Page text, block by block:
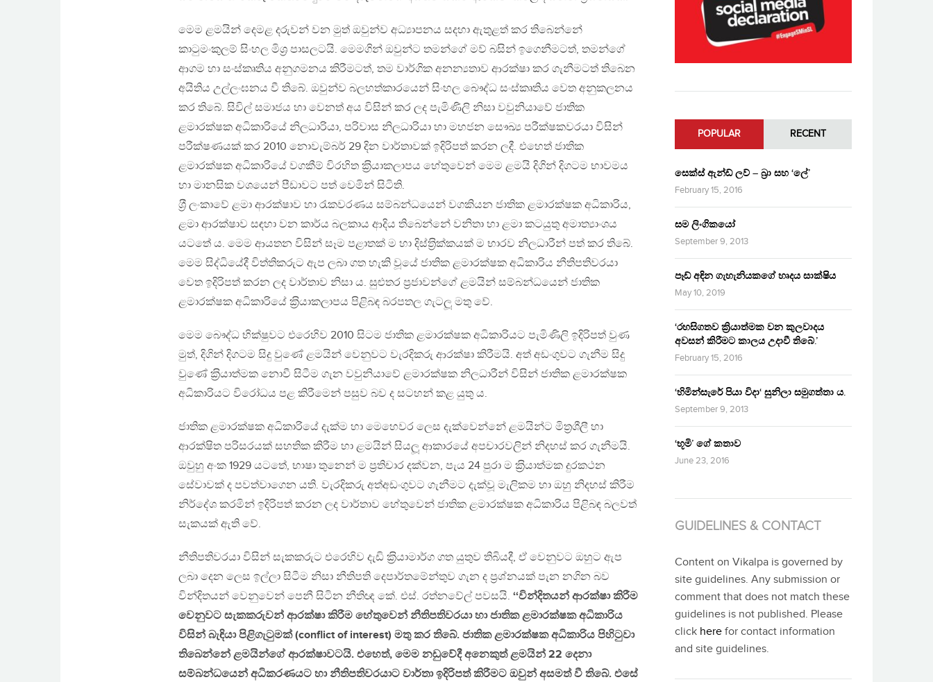
මෙම ළමයින් දෙමළ දරුවන් වන මුත් ඔවුන්ව අධ්‍යාපනය සදහා ඇතුළත් කර තිබෙන්නේ
කාටුමංකුලම් සිංහල මිශ‍්‍ර පාසලටයි. මෙමගින් ඔවුන්ට තමන්ගේ මව් බසින් ඉගෙනීමටත්, තමන්ගේ
ආගම හා සංස්කෘතිය අනුගමනය කිරීමටත්, තම වාර්ගික අනන්‍යතාව ආරක්ෂා කර ගැනීමටත් තිබෙන
අයිතිය උල්ලංඝනය වී තිබේ. ඔවුන්ව බලහත්කාරයෙන් සිංහල බෞද්ධ සංස්කෘතිය වෙත අනුකලනය
කර තිබේ. සිවිල් සමාජය හා වෙනත් අය විසින් කර ලද පැමිණිලි නිසා වවුනියාවේ ජාතික
ළමාරක්ෂක අධිකාරියේ නිලධාරියා, පරිවාස නිලධාරියා හා මහජන සෞඛ්‍ය පරීක්ෂකවරයා විසින්
පරීක්ෂණයක් කර 2010 නොවැම්බර් 29 දින වාර්තාවක් ඉදිරිපත් කරන ලදී. එහෙත් ජාතික
ළමාරක්ෂක අධිකාරියේ වගකීම් විරහිත ක‍්‍රියාකලාපය හේතුවෙන් මෙම ළමයි දිගින් දිගටම භාවමය
හා මානසික වශයෙන් පීඩාවට පත් වෙමින් සිටිති.
ශ‍්‍රී ලංකාවේ ළමා ආරක්ෂාව හා රැකවරණය සම්බන්ධයෙන් වගකියන ජාතික ළමාරක්ෂක අධිකාරිය,
ළමා ආරක්ෂාව සඳහා වන කාර්ය බලකාය ආදිය තිබෙන්නේ වනිතා හා ළමා කටයුතු අමාත්‍යාංශය
යටතේ ය. මෙම ආයතන විසින් සෑම පළාතක් ම හා දිස්ත‍්‍රික්කයක් ම භාරව නිලධාරීන් පත් කර තිබේ.
මෙම සිද්ධියේදී විත්තිකරුට ඇප ලබා ගත හැකි වූයේ ජාතික ළමාරක්ෂක අධිකාරිය නීතිපතිවරයා
වෙත ඉදිරිපත් කරන ලද වාර්තාව නිසා ය. සුළුතර ප‍්‍රජාවන්ගේ ළමයින් සම්බන්ධයෙන් ජාතික
ළමාරක්ෂක අධිකාරියේ ක‍්‍රියාකලාපය පිළිබඳ බරපතල ගැටලූ මතු වේ.
මෙම බෞද්ධ භික්ෂුවට එරෙහිව 2010 සිටම ජාතික ළමාරක්ෂක අධිකාරියට පැමිණිලි ඉදිරිපත් වුණ
මුත්, දිගින් දිගටම සිදු වුණේ ළමයින් වෙනුවට වැරදිකරු ආරක්ෂා කිරීමයි. අත් අඩංගුවට ගැනීම සිදු
වුණේ ක‍්‍රියාත්මක නොවී සිටීම ගැන වවුනියාවේ ළමාරක්ෂක නිලධාරීන් විසින් ජාතික ළමාරක්ෂක
අධිකාරියට විරෝධය පළ කිරීමෙන් පසුව බව ද සටහන් කළ යුතු ය.
ජාතික ළමාරක්ෂක අධිකාරියේ දැක්ම හා මෙහෙවර ලෙස දැක්වෙන්නේ ළමයින්ට මිත‍්‍රශීලී හා
ආරක්ෂිත පරිසරයක් සහතික කිරීම හා ළමයින් සියලූ ආකාරයේ අපචාරවලින් නිදහස් කර ගැනීමයි.
ඔවුහු අංක 1929 යටතේ, භාෂා තුනෙන් ම ප‍්‍රතිචාර දක්වන, පැය 24 පුරා ම ක‍්‍රියාත්මක දුරකථන
සේවාවක් ද පවත්වාගෙන යති. වැරදිකරු අත්අඩංගුවට ගැනීමට දැක්වූ මැලිකම හා ඔහු නිදහස් කිරීම
නිර්දේශ කරමින් ඉදිරිපත් කරන ලද වාර්තාව හේතුවෙන් ජාතික ළමාරක්ෂක අධිකාරිය පිළිබඳ බලවත්
සැකයක් ඇති වේ.
නීතිපතිවරයා විසින් සැකකරුට එරෙහිව දැඩි ක‍්‍රියාමාර්ග ගත යුතුව තිබියදී, ඒ වෙනුවට ඔහුට ඇප
ලබා දෙන ලෙස ඉල්ලා සිටීම නිසා නීතිපති දෙපාර්තමේන්තුව ගැන ද ප‍්‍රශ්නයක් පැන නගින බව
වින්දිතයන් වෙනුවෙන් පෙනී සිටින නීතිඥ කේ. එස්. රත්නවේල් පවසයි. ‘‘වින්දිතයන් ආරක්ෂා කිරීම
වෙනුවට සැකකරුවන් ආරක්ෂා කිරීම හේතුවෙන් නීතිපතිවරයා හා ජාතික ළමාරක්ෂක අධිකාරිය
විසින් බැඳියා පිළිගැටුමක් (conflict of interest) මතු කර තිබේ. ජාතික ළමාරක්ෂක අධිකාරිය පිහිටුවා
තිබෙන්නේ ළමයින්ගේ ආරක්ෂාවටයි. එහෙත්, මෙම නඩුවේදී අනෙකුත් ළමයින් 22 දෙනා
සම්බන්ධයෙන් අධිකරණයට හා නීතිපතිවරයාට වාර්තා ඉදිරිපත් කිරීමට ඔවුන් අසමත් වී තිබේ. එසේ
POPULAR RECENT
සෙක්ස් ඇන්ඩ් ලව් – බ්‍රා සහ ‘ලේ’
February 15, 2016
සම ලිංගිකයෝ
September 9, 2013
පෑඩ් අඳින ගැහැනියකගේ හෘදය සාක්ෂිය
May 10, 2019
‘රහසිගතව ක්‍රියාත්මක වන කුලවාදය
අවසන් කිරීමට කාලය උදාවී තිබේ.’
February 15, 2016
‘හිමින්සැරේ පියා විදා‘ සුනිලා සමුගත්තා ය.
September 9, 2013
‘භූමි’ ගේ කතාව
June 23, 2016
GUIDELINES & CONTACT
Content on Vikalpa is governed by
site guidelines. Any submission or
comment that does not match these
guidelines is not published. Please
click here for contact information
and site guidelines.